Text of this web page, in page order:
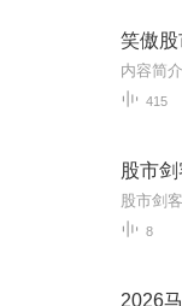
笑傲
415
股市
股市剑
8
2026